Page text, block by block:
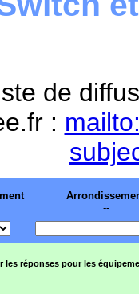
de
:
--
les réponses pour les